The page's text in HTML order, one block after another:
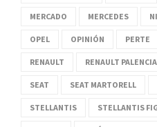
MERCADO MERCEDES
OPEL OPINIÓN PERTE
RENAULT RENAULT PALENCIA
SEAT SEAT MARTORELL
STELLANTIS STELLANTIS